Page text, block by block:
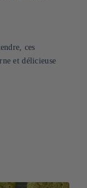
ces
et délicieuse